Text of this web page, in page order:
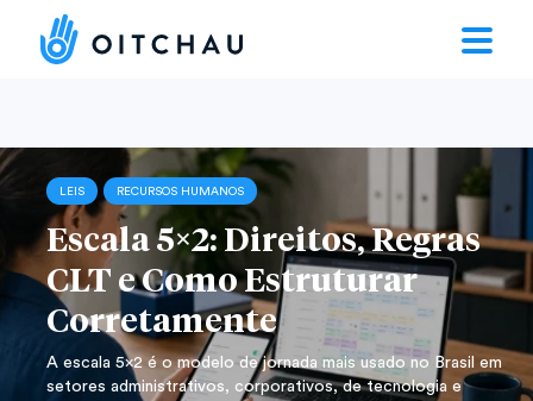
LEIS RECURSOS HUMANOS
Escala 5×2: Direitos, Regras
CLT e Como Estruturar
Corretamente
A escala 5×2 é o modelo de jornada mais usado no Brasil em
setores administrativos, corporativos, de tecnologia e